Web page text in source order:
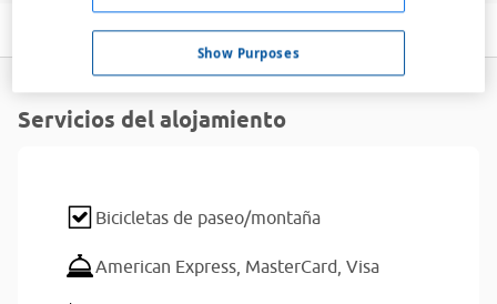
Descripción Servicios Habitaciones
Servicios del alojamiento
Bicicletas de paseo/montaña
American Express, MasterCard, Visa
Show Purposes